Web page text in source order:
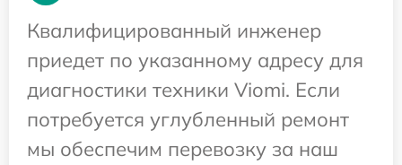
Квалифицированный инженер
приедет по указанному адресу для
диагностики техники Viomi. Если
потребуется углубленный ремонт
мы обеспечим перевозку за наш